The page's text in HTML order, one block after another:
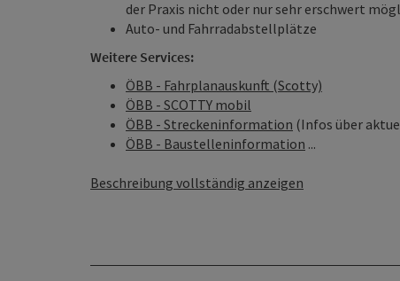
der Praxis nicht oder nur sehr erschwert
Auto- und Fahrradabstellplätze
Weitere Services:
ÖBB - Fahrplanauskunft (Scotty)
ÖBB - SCOTTY mobil
ÖBB - Streckeninformation (Infos über
ÖBB - Baustelleninformation ...
Beschreibung vollständig anzeigen